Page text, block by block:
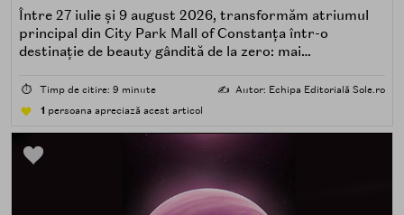
Între 27 iulie și 9 august 2026, transformăm atriumul
principal din City Park Mall of Constanța într-o
destinație de beauty gândită de la zero: mai
care îți place, de fapt, să descoperi produse — testând,
atingând, comparând, întrebând.
⏱️ Timp de citire: 9 minute ✍️ Autor: Echipa Editorială Sole.ro
1 persoana apreciază acest articol